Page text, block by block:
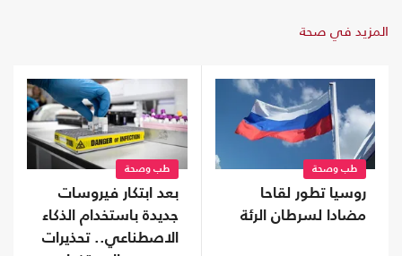
المزيد في صحة
طب وصحة
روسيا تطور لقاحا
مضادا لسرطان الرئة
طب وصحة
بعد ابتكار فيروسات
جديدة باستخدام الذكاء
الاصطناعي.. تحذيرات